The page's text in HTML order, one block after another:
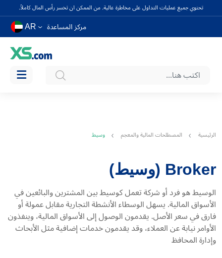
تحتوي جميع عمليات التداول على مخاطرة عالية. من الممكن ان تخسر رأس المال كاملاً.
مركز المساعدة AR
الرئيسية المصطلحات المالية والمعجم وسيط
Broker (وسيط)
الوسيط هو فرد أو شركة تعمل كوسيط بين المشترين والبائعين في
الأسواق المالية. يسهل الوسطاء الأنشطة التجارية مقابل عمولة أو
فارق في سعر الأصل. يقدمون الوصول إلى الأسواق المالية، وينفذون
الأوامر نيابة عن العملاء، وقد يقدمون خدمات إضافية مثل الأبحاث
وإدارة المحافظ